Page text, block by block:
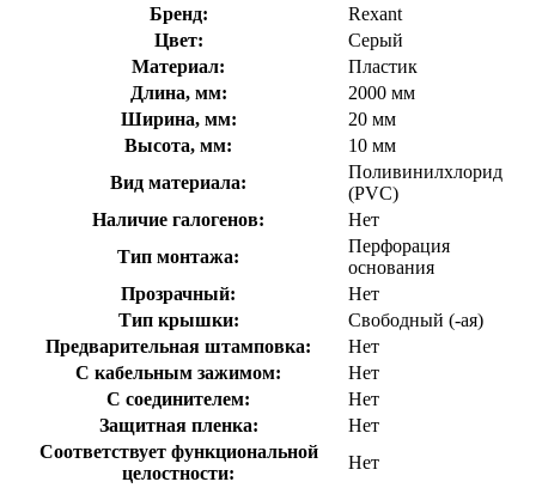
Бренд:
Rexant
Цвет:
Серый
Материал:
Пластик
Длина, мм:
2000 мм
Ширина, мм:
20 мм
Высота, мм:
10 мм
Вид материала:
Поливинилхлорид
(PVC)
Наличие галогенов:
Нет
Тип монтажа:
Перфорация
основания
Прозрачный:
Нет
Тип крышки:
Свободный (-ая)
Предварительная штамповка:
Нет
С кабельным зажимом:
Нет
С соединителем:
Нет
Защитная пленка:
Нет
Соответствует функциональной
целостности:
Нет